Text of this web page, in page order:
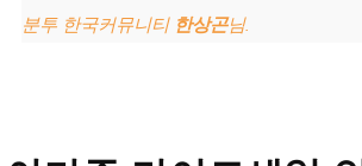
분투 한국커뮤니티 한상곤님.